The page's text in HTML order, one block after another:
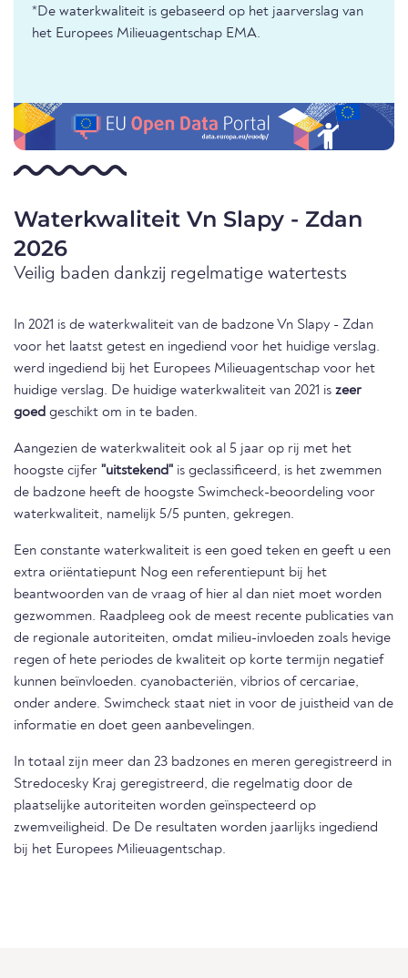
*De waterkwaliteit is gebaseerd op het jaarverslag van
het Europees Milieuagentschap EMA.
Waterkwaliteit Vn Slapy - Zdan
2026
Veilig baden dankzij regelmatige watertests
In 2021 is de waterkwaliteit van de badzone Vn Slapy - Zdan
voor het laatst getest en ingediend voor het huidige verslag.
werd ingediend bij het Europees Milieuagentschap voor het
huidige verslag. De huidige waterkwaliteit van 2021 is zeer
goed geschikt om in te baden.
Aangezien de waterkwaliteit ook al 5 jaar op rij met het
hoogste cijfer "uitstekend" is geclassificeerd, is het zwemmen
de badzone heeft de hoogste Swimcheck-beoordeling voor
waterkwaliteit, namelijk 5/5 punten, gekregen.
Een constante waterkwaliteit is een goed teken en geeft u een
extra oriëntatiepunt Nog een referentiepunt bij het
beantwoorden van de vraag of hier al dan niet moet worden
gezwommen. Raadpleeg ook de meest recente publicaties van
de regionale autoriteiten, omdat milieu-invloeden zoals hevige
regen of hete periodes de kwaliteit op korte termijn negatief
kunnen beïnvloeden. cyanobacteriën, vibrios of cercariae,
onder andere. Swimcheck staat niet in voor de juistheid van de
informatie en doet geen aanbevelingen.
In totaal zijn meer dan 23 badzones en meren geregistreerd in
Stredocesky Kraj geregistreerd, die regelmatig door de
plaatselijke autoriteiten worden geïnspecteerd op
zwemveiligheid. De De resultaten worden jaarlijks ingediend
bij het Europees Milieuagentschap.